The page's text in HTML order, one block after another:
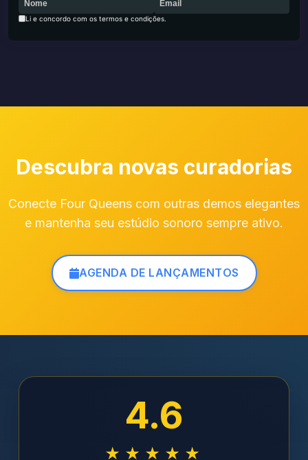
Li e concordo com os termos e condições.
Descubra novas curadorias
Conecte Four Queens com outras demos elegantes
e mantenha seu estúdio sonoro sempre ativo.
AGENDA DE LANÇAMENTOS
4.6
★★★★★